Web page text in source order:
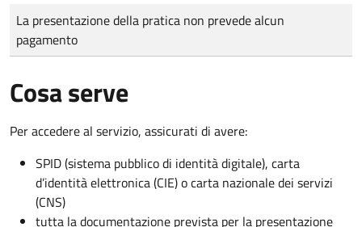
Tipo di pagamento
Importo
La presentazione della pratica non prevede alcun
pagamento
Cosa serve
Per accedere al servizio, assicurati di avere:
SPID (sistema pubblico di identità digitale), carta
d’identità elettronica (CIE) o carta nazionale dei servizi
(CNS)
tutta la documentazione prevista per la presentazione